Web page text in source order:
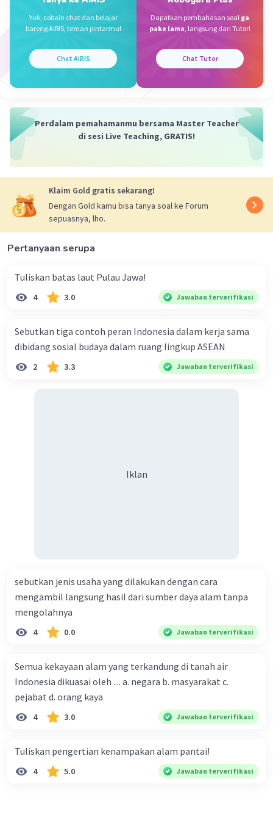
Beri Rating·0.0(0) Balas
Yuk, cobain chat dan belajar
bareng AiRIS, teman pintarmu!
Chat AiRIS
Dapatkan pembahasan soal ga
pake lama, langsung dari Tutor!
Chat Tutor
Perdalam pemahamanmu bersama Master Teacher
di sesi Live Teaching, GRATIS!
Klaim Gold gratis sekarang!
Dengan Gold kamu bisa tanya soal ke Forum
sepuasnya, lho.
Pertanyaan serupa
Tuliskan batas laut Pulau Jawa!
4 3.0 Jawaban terverifikasi
Sebutkan tiga contoh peran Indonesia dalam kerja sama
dibidang sosial budaya dalam ruang lingkup ASEAN
2 3.3 Jawaban terverifikasi
Iklan
sebutkan jenis usaha yang dilakukan dengan cara
mengambil langsung hasil dari sumber daya alam tanpa
mengolahnya
4 0.0 Jawaban terverifikasi
Semua kekayaan alam yang terkandung di tanah air
Indonesia dikuasai oleh .... a. negara b. masyarakat c.
pejabat d. orang kaya
4 3.0 Jawaban terverifikasi
Tuliskan pengertian kenampakan alam pantai!
4 5.0 Jawaban terverifikasi